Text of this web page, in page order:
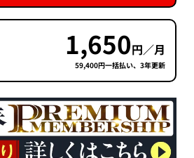
1,650円／月
59,400円一括払い、3年更新